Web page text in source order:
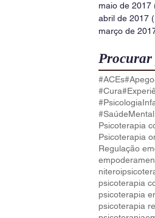
maio de 2017
abril de 2017
março de
Procurar
#ACEs#Apego
#Cura
#SaúdeMental
Psicoterapia
Psicoterapia
Regulação
niteroi
psicoterapia
psicoterapia
psicoterapia